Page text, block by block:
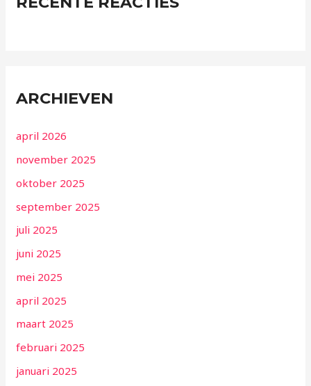
ARCHIEVEN
april 2026
november 2025
oktober 2025
september 2025
juli 2025
juni 2025
mei 2025
april 2025
maart 2025
februari 2025
januari 2025